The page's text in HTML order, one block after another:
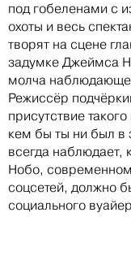
под гобеленами с
охоты и весь
творят на сцене
задумке Джеймса
молча
Режиссёр
присутствие
кем бы ты ни был в
всегда
Нобо,
соцсетей, должно
социального